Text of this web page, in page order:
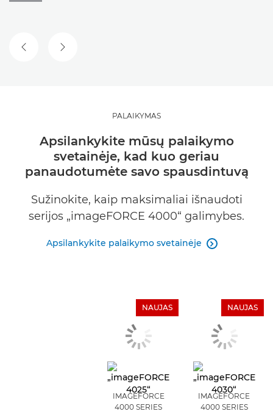
ANKSTESNĖ SKAIDRĖ
KITA SKAIDRĖ
PALAIKYMAS
Apsilankykite mūsų palaikymo
svetainėje, kad kuo geriau
panaudotumėte savo spausdintuvą
Sužinokite, kaip maksimaliai išnaudoti
serijos „imageFORCE 4000“ galimybes.
Apsilankykite palaikymo svetainėje 
NAUJAS
IMAGEFORCE
4000 SERIES
NAUJAS
IMAGEFORCE
4000 SERIES